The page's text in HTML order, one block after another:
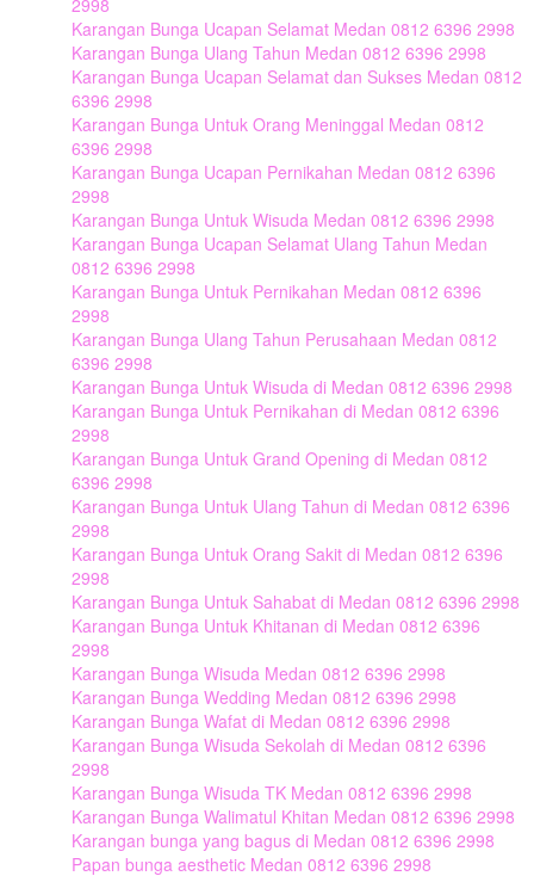
2998
Karangan Bunga Ucapan Selamat Medan 0812 6396 2998
Karangan Bunga Ulang Tahun Medan 0812 6396 2998
Karangan Bunga Ucapan Selamat dan Sukses Medan 0812
6396 2998
Karangan Bunga Untuk Orang Meninggal Medan 0812
6396 2998
Karangan Bunga Ucapan Pernikahan Medan 0812 6396
2998
Karangan Bunga Untuk Wisuda Medan 0812 6396 2998
Karangan Bunga Ucapan Selamat Ulang Tahun Medan
0812 6396 2998
Karangan Bunga Untuk Pernikahan Medan 0812 6396
2998
Karangan Bunga Ulang Tahun Perusahaan Medan 0812
6396 2998
Karangan Bunga Untuk Wisuda di Medan 0812 6396 2998
Karangan Bunga Untuk Pernikahan di Medan 0812 6396
2998
Karangan Bunga Untuk Grand Opening di Medan 0812
6396 2998
Karangan Bunga Untuk Ulang Tahun di Medan 0812 6396
2998
Karangan Bunga Untuk Orang Sakit di Medan 0812 6396
2998
Karangan Bunga Untuk Sahabat di Medan 0812 6396 2998
Karangan Bunga Untuk Khitanan di Medan 0812 6396
2998
Karangan Bunga Wisuda Medan 0812 6396 2998
Karangan Bunga Wedding Medan 0812 6396 2998
Karangan Bunga Wafat di Medan 0812 6396 2998
Karangan Bunga Wisuda Sekolah di Medan 0812 6396
2998
Karangan Bunga Wisuda TK Medan 0812 6396 2998
Karangan Bunga Walimatul Khitan Medan 0812 6396 2998
Karangan bunga yang bagus di Medan 0812 6396 2998
Papan bunga aesthetic Medan 0812 6396 2998